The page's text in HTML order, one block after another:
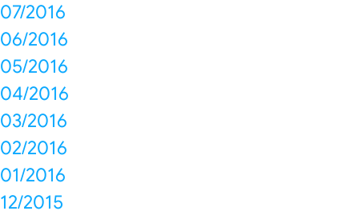
07/2016
06/2016
05/2016
04/2016
03/2016
02/2016
01/2016
12/2015